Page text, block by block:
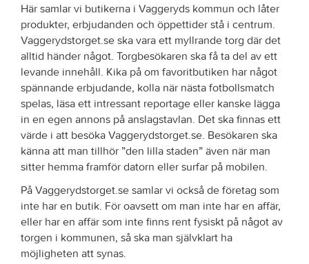
Här samlar vi butikerna i Vaggeryds kommun och låter
produkter, erbjudanden och öppettider stå i centrum.
Vaggerydstorget.se ska vara ett myllrande torg där det
alltid händer något. Torgbesökaren ska få ta del av ett
levande innehåll. Kika på om favoritbutiken har något
spännande erbjudande, kolla när nästa fotbollsmatch
spelas, läsa ett intressant reportage eller kanske lägga
in en egen annons på anslagstavlan. Det ska finnas ett
värde i att besöka Vaggerydstorget.se. Besökaren ska
känna att man tillhör ”den lilla staden” även när man
sitter hemma framför datorn eller surfar på mobilen.
På Vaggerydstorget.se samlar vi också de företag som
inte har en butik. För oavsett om man inte har en affär,
eller har en affär som inte finns rent fysiskt på något av
torgen i kommunen, så ska man självklart ha
möjligheten att synas.